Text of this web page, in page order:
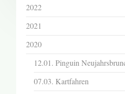
2022
2021
2020
12.01. Pinguin
07.03. Kartfahren